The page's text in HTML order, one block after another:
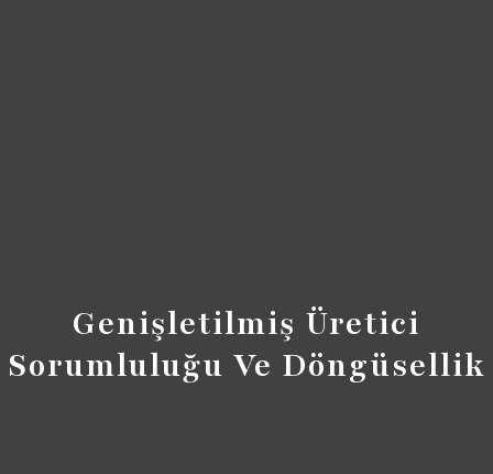
Genişletilmiş Üretici
Sorumluluğu Ve Döngüsellik